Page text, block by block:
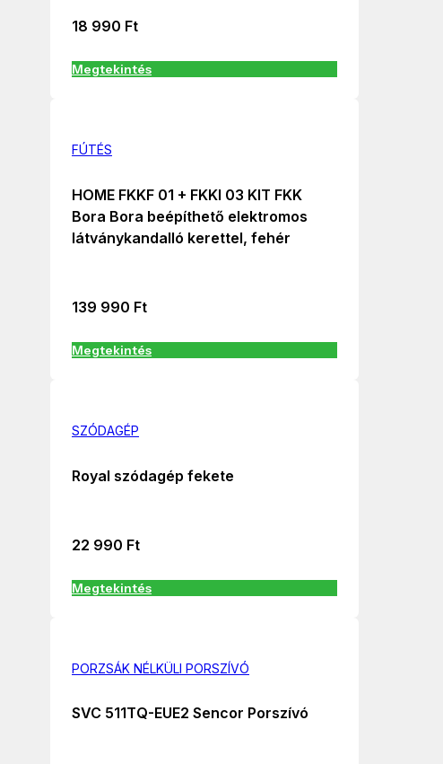
18 990 Ft
Megtekintés
FÚTÉS
HOME FKKF 01 + FKKI 03 KIT FKK
Bora Bora beépíthető elektromos
látványkandalló kerettel, fehér
139 990 Ft
Megtekintés
SZÓDAGÉP
Royal szódagép fekete
22 990 Ft
Megtekintés
PORZSÁK NÉLKÜLI PORSZÍVÓ
SVC 511TQ-EUE2 Sencor Porszívó